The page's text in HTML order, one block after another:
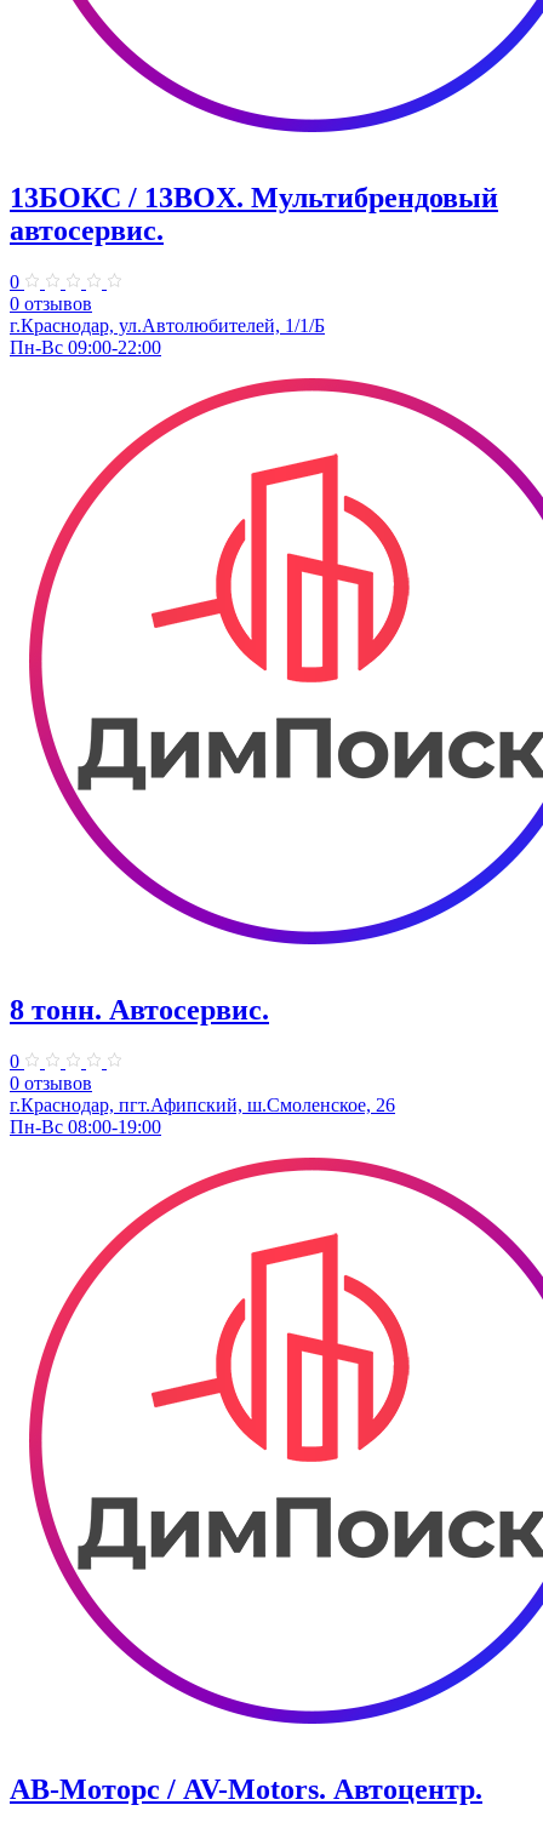
13БОКС / 13BOX. ​Мультибрендовый
автосервис.
0
0 отзывов
г.Краснодар, ул.Автолюбителей, 1/1/Б
Пн-Вс 09:00-22:00
8 тонн. Автосервис.
0
0 отзывов
г.Краснодар, пгт.Афипский, ш.Смоленское, 26
Пн-Вс 08:00-19:00
АВ-Моторс / AV-Motors. Автоцентр.